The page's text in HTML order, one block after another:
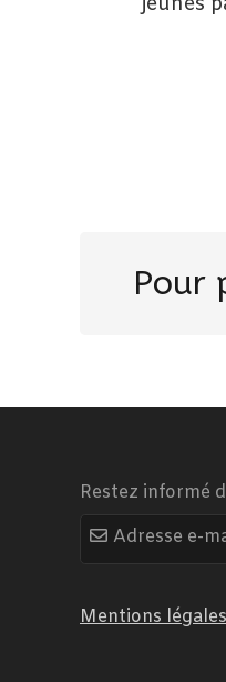
Pour
Restez informé
Your
Website *
Adresse e-
Mentions légales